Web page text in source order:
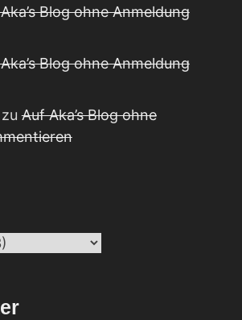
Blog ohne Anmeldung
Blog ohne Anmeldung
zuAuf Aka’s Blog ohne